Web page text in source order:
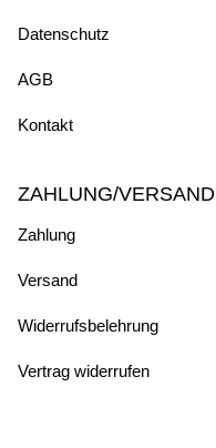
Datenschutz
AGB
Kontakt
ZAHLUNG/VERSAND
Zahlung
Versand
Widerrufsbelehrung
Vertrag widerrufen